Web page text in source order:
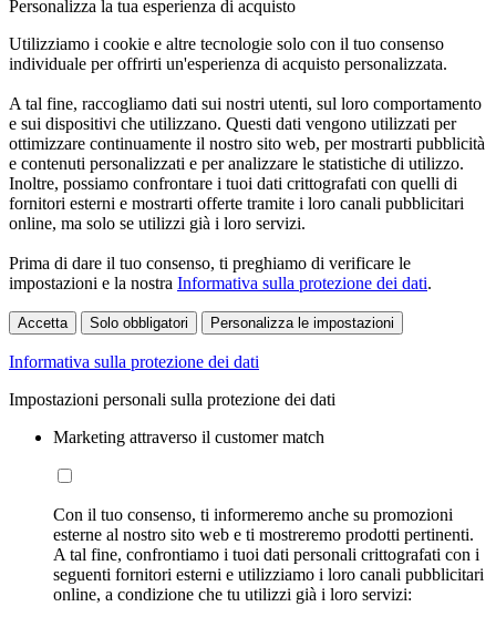
Personalizza la tua esperienza di acquisto
Utilizziamo i cookie e altre tecnologie solo con il tuo consenso
individuale per offrirti un'esperienza di acquisto personalizzata.
A tal fine, raccogliamo dati sui nostri utenti, sul loro comportamento
e sui dispositivi che utilizzano. Questi dati vengono utilizzati per
ottimizzare continuamente il nostro sito web, per mostrarti pubblicità
e contenuti personalizzati e per analizzare le statistiche di utilizzo.
Inoltre, possiamo confrontare i tuoi dati crittografati con quelli di
fornitori esterni e mostrarti offerte tramite i loro canali pubblicitari
online, ma solo se utilizzi già i loro servizi.
Prima di dare il tuo consenso, ti preghiamo di verificare le
impostazioni e la nostra Informativa sulla protezione dei dati.
Accetta Solo obbligatori Personalizza le impostazioni
Informativa sulla protezione dei dati
Impostazioni personali sulla protezione dei dati
Marketing attraverso il customer match
Con il tuo consenso, ti informeremo anche su promozioni
esterne al nostro sito web e ti mostreremo prodotti pertinenti.
A tal fine, confrontiamo i tuoi dati personali crittografati con i
seguenti fornitori esterni e utilizziamo i loro canali pubblicitari
online, a condizione che tu utilizzi già i loro servizi: